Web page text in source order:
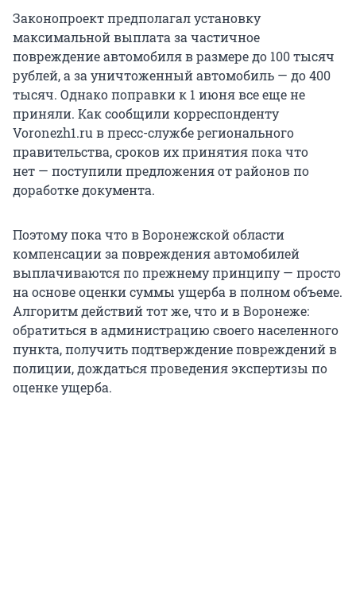
Законопроект предполагал установку
максимальной выплата за частичное
повреждение автомобиля в размере до 100 тысяч
рублей, а за уничтоженный автомобиль — до 400
тысяч. Однако поправки к 1 июня все еще не
приняли. Как сообщили корреспонденту
Voronezh1.ru в пресс-службе регионального
правительства, сроков их принятия пока что
нет — поступили предложения от районов по
доработке документа.
Поэтому пока что в Воронежской области
компенсации за повреждения автомобилей
выплачиваются по прежнему принципу — просто
на основе оценки суммы ущерба в полном объеме.
Алгоритм действий тот же, что и в Воронеже:
обратиться в администрацию своего населенного
пункта, получить подтверждение повреждений в
полиции, дождаться проведения экспертизы по
оценке ущерба.